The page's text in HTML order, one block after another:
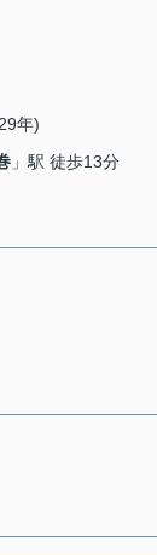
年)
」駅 徒歩13分